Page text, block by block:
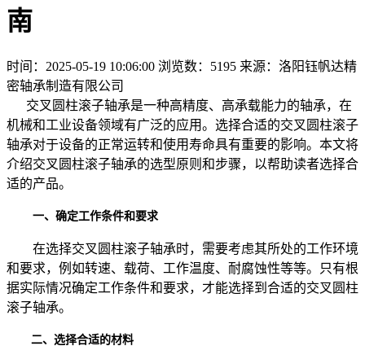
南
时间：2025-05-19 10:06:00 浏览数：5195 来源：洛阳钰帆达精
密轴承制造有限公司
交叉圆柱滚子轴承是一种高精度、高承载能力的轴承，在
机械和工业设备领域有广泛的应用。选择合适的交叉圆柱滚子
轴承对于设备的正常运转和使用寿命具有重要的影响。本文将
介绍交叉圆柱滚子轴承的选型原则和步骤，以帮助读者选择合
适的产品。
一、确定工作条件和要求
在选择交叉圆柱滚子轴承时，需要考虑其所处的工作环境
和要求，例如转速、载荷、工作温度、耐腐蚀性等等。只有根
据实际情况确定工作条件和要求，才能选择到合适的交叉圆柱
滚子轴承。
二、选择合适的材料